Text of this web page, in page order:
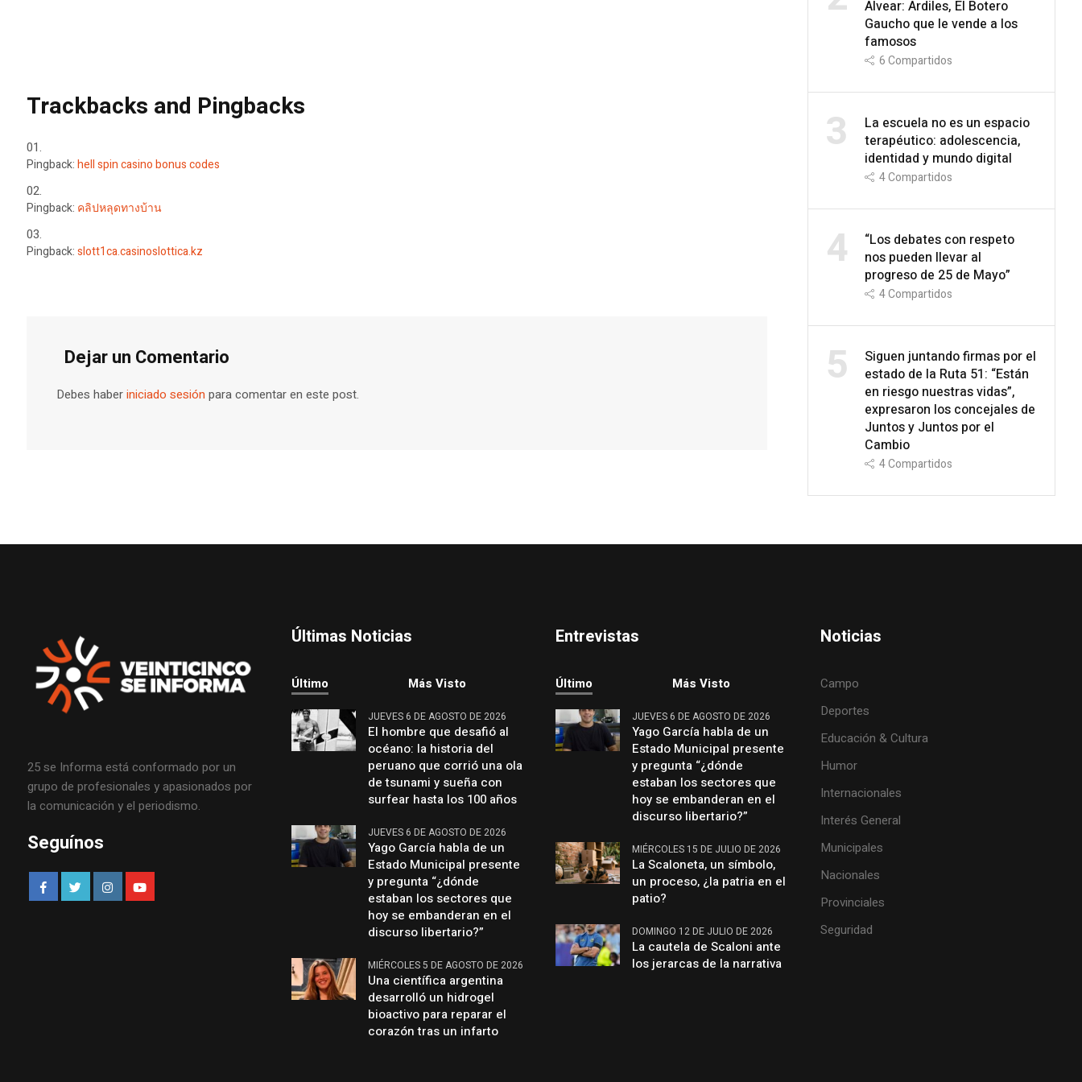
Trackbacks and Pingbacks
Pingback:hell spin casino bonus codes
Pingback: คลิปหลุดทางบ้าน
Pingback:slott1ca.casinoslottica.kz
Dejar un Comentario
Debes haberiniciado sesión para comentar en este post.
Alvear: Ardiles, El Botero
Gaucho que le vende a los
famosos
6Compartidos
3
La escuela no es un espacio
terapéutico: adolescencia,
identidad y mundo digital
4Compartidos
4
“Los debates con respeto
nos pueden llevar al
progreso de 25 de Mayo”
4Compartidos
5
Siguen juntando firmas por el
estado de la Ruta 51: “Están
en riesgo nuestras vidas”,
expresaron los concejales de
Juntos y Juntos por el
Cambio
4Compartidos
25 se Informa está conformado por un
grupo de profesionales y apasionados por
la comunicación y el periodismo.
Seguínos
Últimas Noticias
Último Más Visto
JUEVES 6 DE AGOSTO DE 2026
El hombre que desafió al
océano: la historia del
peruano que corrió una ola
de tsunami y sueña con
surfear hasta los 100 años
JUEVES 6 DE AGOSTO DE 2026
Yago García habla de un
Estado Municipal presente
y pregunta “¿dónde
estaban los sectores que
hoy se embanderan en el
discurso libertario?”
MIÉRCOLES 5 DE AGOSTO DE 2026
Una científica argentina
desarrolló un hidrogel
bioactivo para reparar el
corazón tras un infarto
Entrevistas
Último Más Visto
JUEVES 6 DE AGOSTO DE 2026
Yago García habla de un
Estado Municipal presente
y pregunta “¿dónde
estaban los sectores que
hoy se embanderan en el
discurso libertario?”
MIÉRCOLES 15 DE JULIO DE 2026
La Scaloneta, un símbolo,
un proceso, ¿la patria en el
patio?
DOMINGO 12 DE JULIO DE 2026
La cautela de Scaloni ante
los jerarcas de la narrativa
Noticias
Campo
Deportes
Educación & Cultura
Humor
Internacionales
Interés General
Municipales
Nacionales
Provinciales
Seguridad